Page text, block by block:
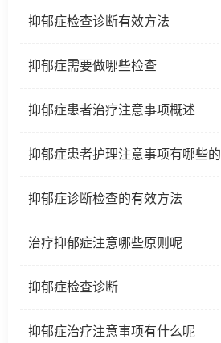
抑郁症检查诊断有效方法
抑郁症需要做哪些检查
抑郁症患者治疗注意事项概述
抑郁症患者护理注意事项有哪些的
抑郁症诊断检查的有效方法
治疗抑郁症注意哪些原则呢
抑郁症检查诊断
抑郁症治疗注意事项有什么呢